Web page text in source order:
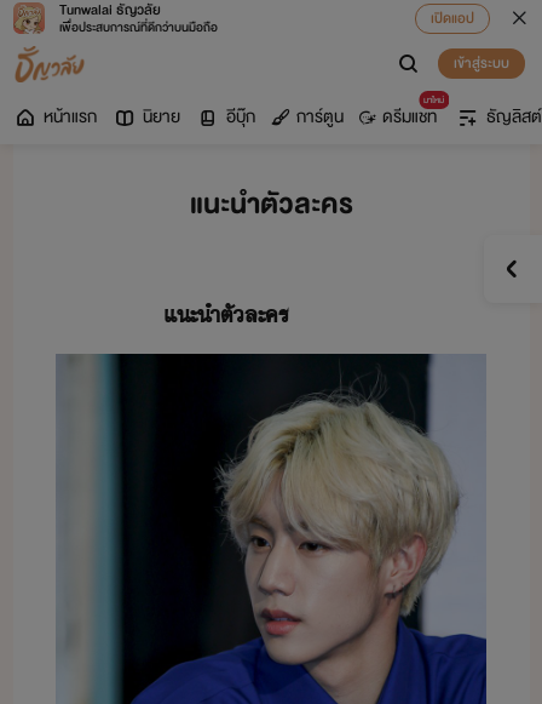
Tunwalai ธัญวลัย
เพื่อประสบการณ์ที่ดีกว่าบนมือถือ
เปิดแอป
เข้าสู่ระบบ
หน้าแรก นิยาย อีบุ๊ก การ์ตูน
มาใหม่
ดรีมแชท ธัญลิสต์
แนะนำตัวละคร
​แะำ​​ตัละคร​​ ​ ​ ​ ​ ​ ​ ​ ​ ​